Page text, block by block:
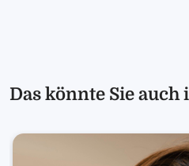
Das könnte Sie